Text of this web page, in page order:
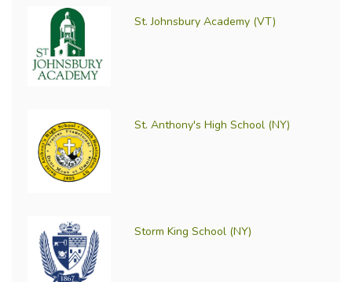
St. Johnsbury Academy (VT)
St. Anthony's High School (NY)
Storm King School (NY)